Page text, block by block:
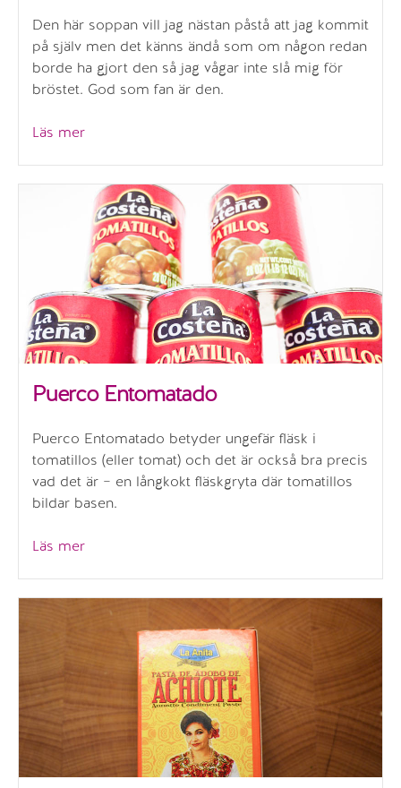
Den här soppan vill jag nästan påstå att jag kommit
på själv men det känns ändå som om någon redan
borde ha gjort den så jag vågar inte slå mig för
bröstet. God som fan är den.
Läs mer”Mexikansk
Puerco Entomatado
Puerco Entomatado betyder ungefär fläsk i
tomatillos (eller tomat) och det är också bra precis
vad det är – en långkokt fläskgryta där tomatillos
bildar basen.
Läs mer”Puerco